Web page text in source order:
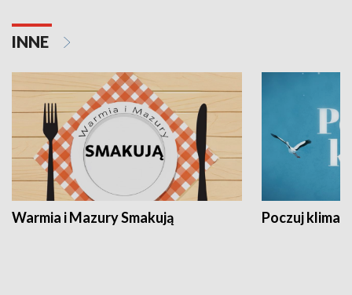
INNE
Warmia i Mazury Smakują Poczuj klimat